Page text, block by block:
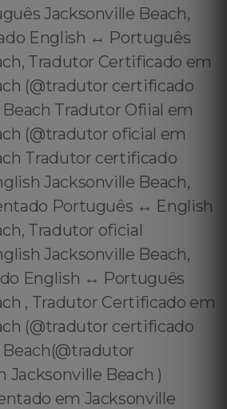
Jacksonville Beach,
English ↔️ Português
Tradutor Certificado em
(@tradutor certificado
Tradutor Ofiial em
(@tradutor oficial em
Tradutor certificado
Jacksonville Beach,
Português ↔️ English
Tradutor oficial
Jacksonville Beach,
English ↔️ Português
, Tradutor Certificado em
(@tradutor certificado
Jacksonville Beach )
em Jacksonville